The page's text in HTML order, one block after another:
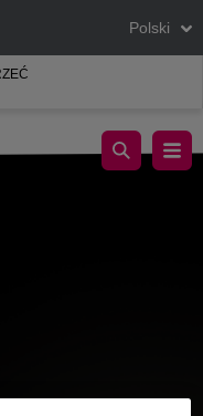
Polski